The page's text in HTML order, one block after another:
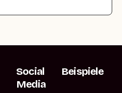
Social
Media
Beispiele